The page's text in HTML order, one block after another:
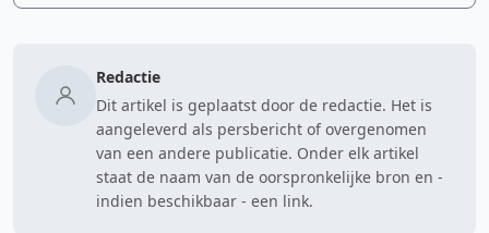
Redactie
Dit artikel is geplaatst door de redactie. Het is
aangeleverd als persbericht of overgenomen
van een andere publicatie. Onder elk artikel
staat de naam van de oorspronkelijke bron en -
indien beschikbaar - een link.